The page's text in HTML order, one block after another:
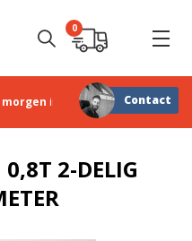
0
morgen in huisSterk in maatwerk
Contact
2-DELIG